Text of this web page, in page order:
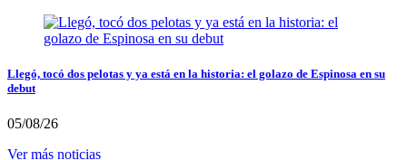
Llegó, tocó dos pelotas y ya está en la historia: el golazo de Espinosa en su
debut
05/08/26
Ver más noticias